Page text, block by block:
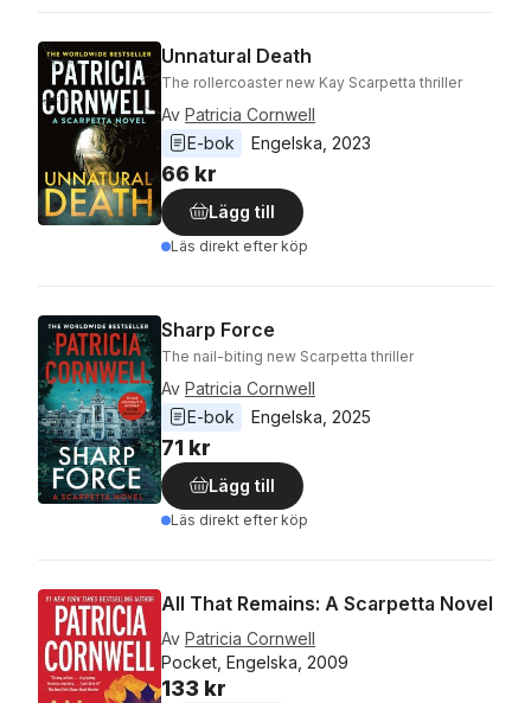
Unnatural Death
The rollercoaster new Kay Scarpetta thriller
Av Patricia Cornwell
E-bok
Engelska 2023
66 kr
Lägg till
Läs direkt efter köp
Sharp Force
The nail-biting new Scarpetta thriller
Av Patricia Cornwell
E-bok
Engelska 2025
71 kr
Lägg till
Läs direkt efter köp
All That Remains: A Scarpetta Novel
Av Patricia Cornwell
Pocket, Engelska, 2009
133 kr